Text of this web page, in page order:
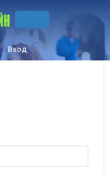
Вход